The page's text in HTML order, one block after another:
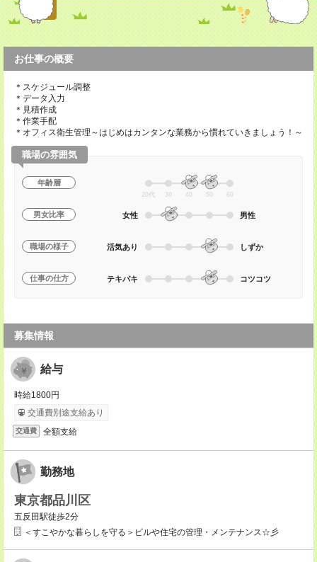
お仕事の概要
＊スケジュール調整
＊データ入力
＊見積作成
＊作業手配
＊オフィス衛生管理～はじめはカンタンな業務から慣れていきましょう！～
職場の雰囲気
年齢層
20代 30 40 50 60
男女比率 女性 男性
職場の様子 活気あり しずか
仕事の仕方 テキパキ コツコツ
募集情報
給与
時給1800円
交通費別途支給あり
交通費 全額支給
勤務地
東京都品川区
五反田駅徒歩2分
＜すこやかな暮らしを守る＞ビルや住宅の管理・メンテナンス☆彡